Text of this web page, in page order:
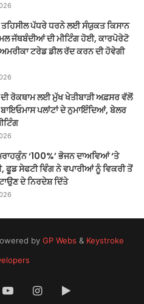
ਪੱਧਰੇ ਧਰਨੇ ਲਈ ਸੰਯੁਕਤ ਕਿਸਾਨ
ਜੱਥਬੰਦੀਆਂ ਦੀ ਮੀਟਿੰਗ ਹੋਈ, ਕਾਰਪੋਰੇਟੋ
ਟਰੇਡ ਡੀਲ ਰੱਦ ਕਰਨ ਦੀ ਹੋਵੇਗੀ
ਦੀ ਰੋਕਥਾਮ ਲਈ ਮੁੱਖ ਖੇਤੀਬਾੜੀ ਅਫ਼ਸਰ ਵੱਲੋਂ
ਪਲਾਂਟਾਂ ਦੇ ਨੁਮਾਇੰਦਿਆਂ, ਬੇਲਰ
‘100%’ ਭੋਜਨ ਦਾਅਵਿਆਂ ‘ਤੇ
ਫੂਡ ਸੇਫਟੀ ਵਿੰਗ ਨੇ ਵਪਾਰੀਆਂ ਨੂੰ ਵਿਕਰੀ ਤੋਂ
ਦੇ ਨਿਰਦੇਸ਼ ਦਿੱਤੇ
by GP Webs & Keystroke
YouTubeInstagram
Google